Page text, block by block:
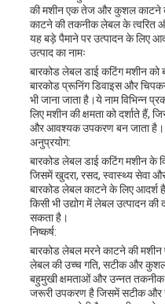
की मशीन एक तेज और कुशल काटने
काटने की तकनीक लेबल के त्वरित
यह बड़े पैमाने पर उत्पादन के लिए
उत्पाद का नामः
बारकोड लेबल डाई कटिंग मशीन
बारकोड प्रूनिंग डिवाइस और
भी जाना जाता है।ये नाम विभिन्न
लिए मशीन की क्षमता को दर्शाते हैं,
और आवश्यक उपकरण बन जाता है।
अनुप्रयोग:
बारकोड लेबल डाई कटिंग मशीन के
जिसमें खुदरा, रसद, स्वास्थ्य सेवा और
बारकोड लेबल काटने के लिए आदर्श
किसी भी उद्योग में लेबल उत्पादन
सकता है।
निष्कर्ष:
बारकोड लेबल मरने काटने की मशीन
लेबल की उच्च गति, सटीक और
बहुमुखी क्षमताओं और उन्नत तकनीक
जरूरी उपकरण है जिसमें सटीक और